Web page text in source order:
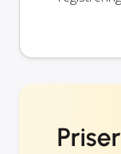
Priser